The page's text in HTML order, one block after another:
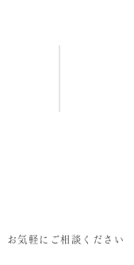
お気軽にご相談ください